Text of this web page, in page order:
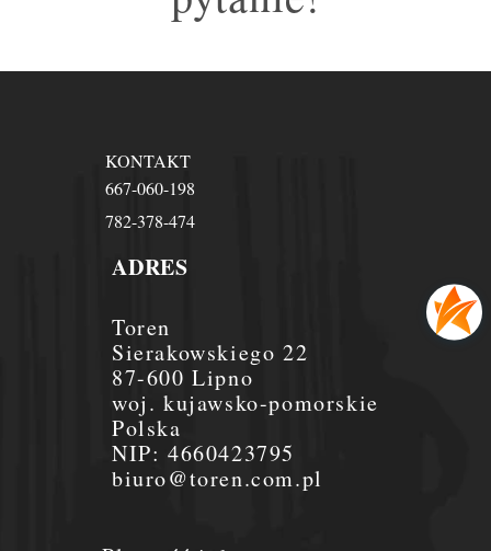
ADRES
Toren
Sierakowskiego 22
87-600 Lipno
woj. kujawsko-pomorskie
Polska
NIP:4660423795
biuro@toren.com.pl
KONTAKT
667-060-198
782-378-474